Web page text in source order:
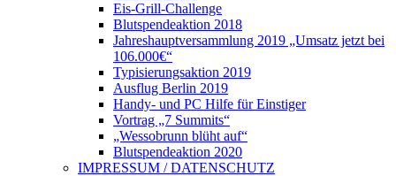
Eis-Grill-Challenge
Blutspendeaktion 2018
Jahreshauptversammlung 2019 „Umsatz jetzt bei
106.000€“
Typisierungsaktion 2019
Ausflug Berlin 2019
Handy- und PC Hilfe für Einstiger
Vortrag „7 Summits“
„Wessobrunn blüht auf“
Blutspendeaktion 2020
IMPRESSUM / DATENSCHUTZ